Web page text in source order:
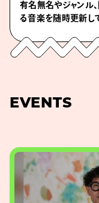
有名無名やジャンル
る音楽を随時更新し
EVENTS